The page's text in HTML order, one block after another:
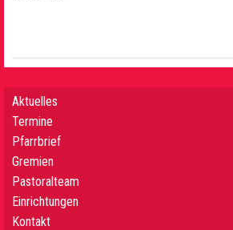
Aktuelles
Termine
Pfarrbrief
Gremien
Pastoralteam
Einrichtungen
Kontakt